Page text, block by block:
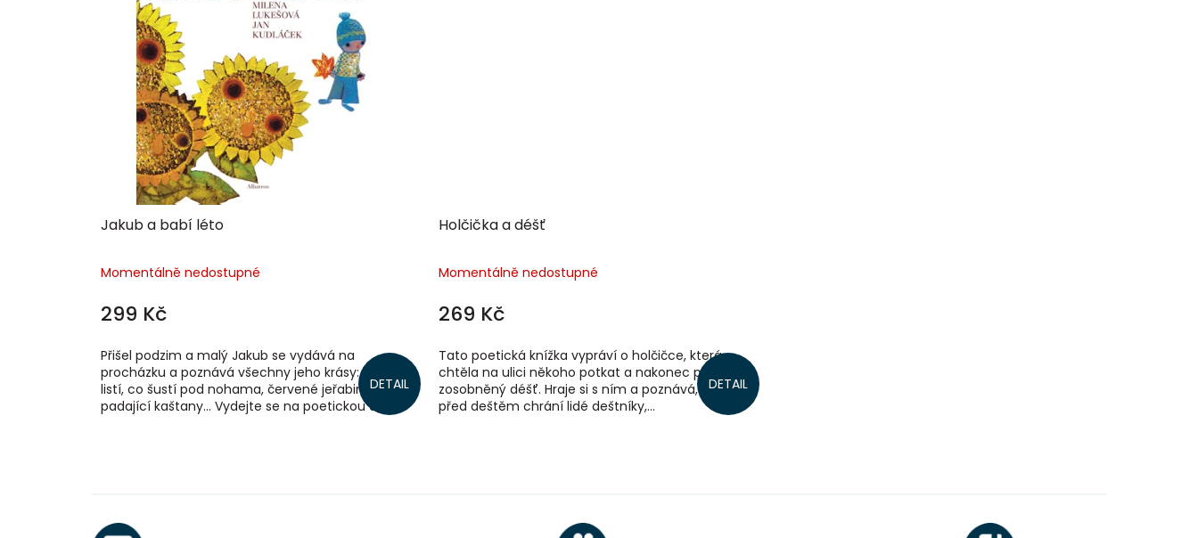
Jakub a babí léto
Momentálně nedostupné
299 Kč
DETAIL
Přišel podzim a malý Jakub se vydává na
procházku a poznává všechny jeho krásy: barevné
listí, co šustí pod nohama, červené jeřabiny,
padající kaštany… Vydejte se na poetickou a...
Holčička a déšť
Momentálně nedostupné
269 Kč
DETAIL
Tato poetická knížka vypráví o holčičce, která
chtěla na ulici někoho potkat a nakonec potkala
zosobněný déšť. Hraje si s ním a poznává, jak se
před deštěm chrání lidé deštníky,...
a